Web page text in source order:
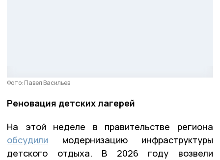
Фото: Павел Васильев
Реновация детских лагерей
На этой неделе в правительстве региона
обсудили модернизацию инфраструктуры
детского отдыха. В 2026 году возвели